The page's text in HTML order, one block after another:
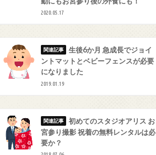
2020.05.17
生後6か月 急成長でジョイ
ントマットとベビーフェンスが必要
になりました
2019.01.19
初めてのスタジオアリス お
宮参り撮影 祝着の無料レンタルは必
要か？